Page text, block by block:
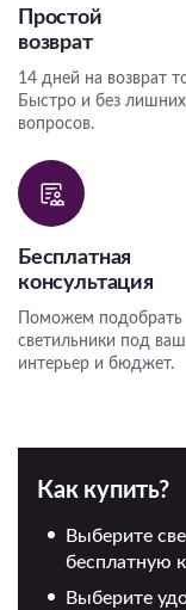
Простой
возврат
14 дней на возврат
Быстро и без лишних
вопросов.
Бесплатная
консультация
Поможем подобрать
светильники под ваш
интерьер и бюджет.
Как купить?
Выберите
бесплатную
Выберите